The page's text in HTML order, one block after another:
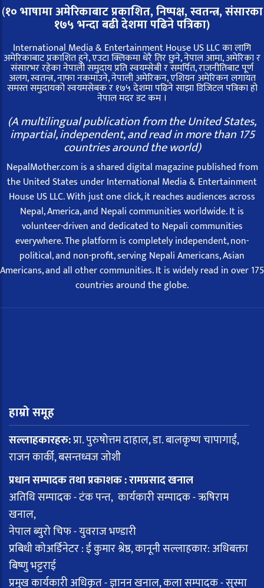
(१० भाषामा अमेरिकाबाट प्रकाशित, निष्पक्ष, स्वतन्त्र,संसारका
१७५ भन्दा बढी देशमा पढिने पत्रिका)
International Media & Entertainment House US LLC का लागि
अमेरिकाबाट प्रकाशित हुने, एउटा क्लिकमा धेरै तिर छुने, नेपाल आमा, अमेरिका र
संसारभर रहेका नेपाली समुदाय प्रति स्वयम्सेबी र समर्पित, राजनीतिबाट पूर्ण
अलग, स्वतन्त्र, नाफा नकमाउने, नेपाली अमेरिकन, एशियन अमेरिकन लगायत
समस्त समुदायको स्वयमसेबक र १७५ देशमा पढिने साझा डिजिटल पत्रिका हो
नेपाल मदर डट कम ।
(A multilingual publication from the United States,
impartial, independent, and read in more than 175
countries around the world)
NepalMother.com is a shared digital magazine published from
the United States under International Media & Entertainment
House US LLC. With just one click, it reaches audiences across
Nepal, America, and Nepali communities worldwide. It is
volunteer-driven and dedicated to Nepali communities
everywhere. The platform is completely independent, non-
political, and non-profit, serving Nepali Americans, Asian
Americans, and all other communities. It is widely read in over 175
countries around the globe.
हाम्रो समूह
सल्लाहकारहरु:प्रा. पुरुषोत्तम दाहाल, डा. बालकृष्ण चापागाईं,
राजन कार्की, बसन्तध्वज जोशी
प्रधान सम्पादक तथा प्रकाशक : रामप्रसाद खनाल
अतिथि सम्पादक - टंक पन्त, कार्यकारी सम्पादक - ऋषिराम
खनाल,
नेपाल ब्युरो चिफ - युवराज भण्डारी
प्रबिधी कोअर्डिनेटर : ई कुमार श्रेष्ठ, कानूनी सल्लाहकार: अधिबक्ता
बिष्णु भट्टराई
प्रमुख कार्यकारी अधिकृत - ज्ञानन खनाल, कला सम्पादक - सुस्मा